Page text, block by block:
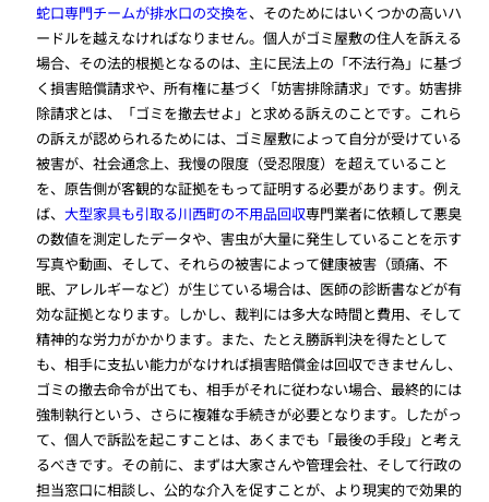
蛇口専門チームが排水口の交換を、そのためにはいくつかの高いハ
ードルを越えなければなりません。個人がゴミ屋敷の住人を訴える
場合、その法的根拠となるのは、主に民法上の「不法行為」に基づ
く損害賠償請求や、所有権に基づく「妨害排除請求」です。妨害排
除請求とは、「ゴミを撤去せよ」と求める訴えのことです。これら
の訴えが認められるためには、ゴミ屋敷によって自分が受けている
被害が、社会通念上、我慢の限度（受忍限度）を超えていること
を、原告側が客観的な証拠をもって証明する必要があります。例え
ば、大型家具も引取る川西町の不用品回収専門業者に依頼して悪臭
の数値を測定したデータや、害虫が大量に発生していることを示す
写真や動画、そして、それらの被害によって健康被害（頭痛、不
眠、アレルギーなど）が生じている場合は、医師の診断書などが有
効な証拠となります。しかし、裁判には多大な時間と費用、そして
精神的な労力がかかります。また、たとえ勝訴判決を得たとして
も、相手に支払い能力がなければ損害賠償金は回収できませんし、
ゴミの撤去命令が出ても、相手がそれに従わない場合、最終的には
強制執行という、さらに複雑な手続きが必要となります。したがっ
て、個人で訴訟を起こすことは、あくまでも「最後の手段」と考え
るべきです。その前に、まずは大家さんや管理会社、そして行政の
担当窓口に相談し、公的な介入を促すことが、より現実的で効果的